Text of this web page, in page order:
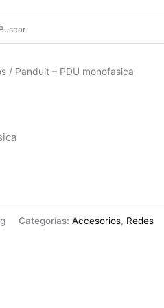
/ Panduit – PDU monofasica
Categorías:Accesorios, Redes